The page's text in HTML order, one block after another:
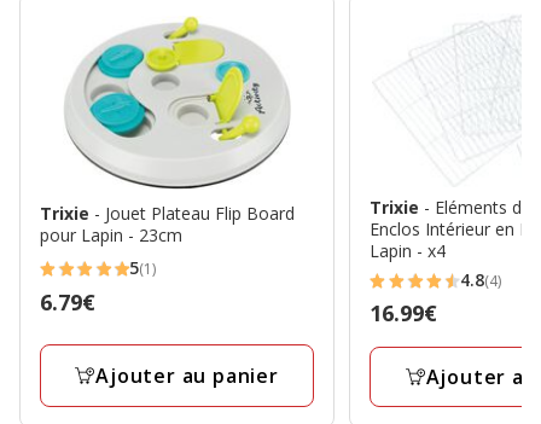
Trixie - Jouet Plateau Flip Board
pour Lapin - 23cm
5
étoiles
avec
avis
5(1)
Prix
6.79€
Ajouter au panier
Trixie - Eléments
Enclos Intérieur en
Lapin - x4
4.8
étoiles
avec
avis
4.8(4)
Prix
16.99€
16.99€
Ajouter